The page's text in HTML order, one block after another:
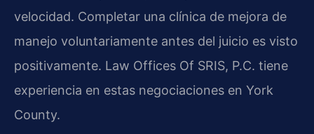
velocidad. Completar una clínica de mejora de
manejo voluntariamente antes del juicio es visto
positivamente. Law Offices Of SRIS, P.C. tiene
experiencia en estas negociaciones en York
County.